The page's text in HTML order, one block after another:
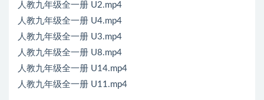
人教九年级全一册 U2.mp4
人教九年级全一册 U4.mp4
人教九年级全一册 U3.mp4
人教九年级全一册 U8.mp4
人教九年级全一册 U14.mp4
人教九年级全一册 U11.mp4